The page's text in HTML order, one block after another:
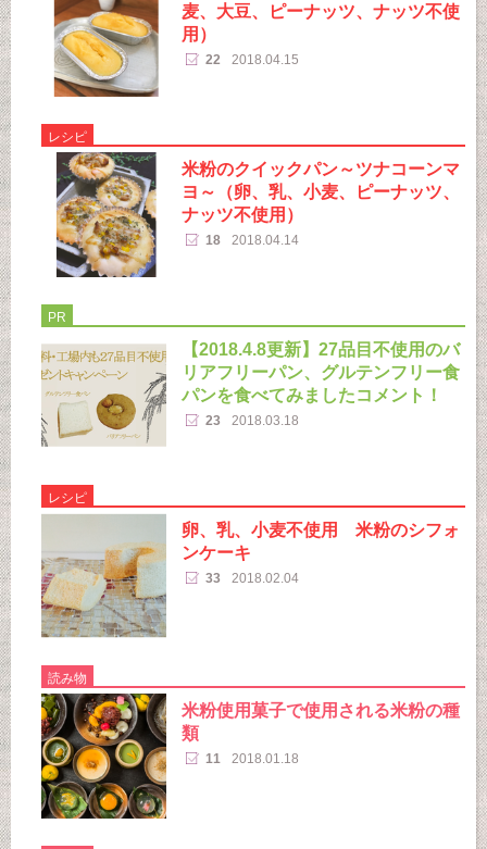
麦、大豆、ピーナッツ、ナッツ不使
用）
22 2018.04.15
レシピ
米粉のクイックパン～ツナコーンマ
ヨ～（卵、乳、小麦、ピーナッツ、
ナッツ不使用）
18 2018.04.14
PR
【2018.4.8更新】27品目不使用のバ
リアフリーパン、グルテンフリー食
パンを食べてみましたコメント！
23 2018.03.18
レシピ
卵、乳、小麦不使用 米粉のシフォ
ンケーキ
33 2018.02.04
読み物
米粉使用菓子で使用される米粉の種
類
11 2018.01.18